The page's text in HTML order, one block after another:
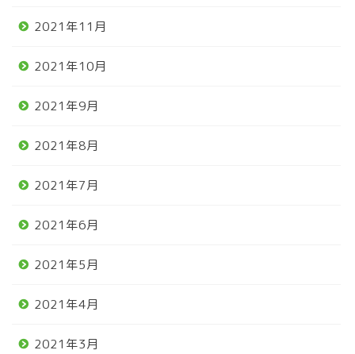
2021年11月
2021年10月
2021年9月
2021年8月
2021年7月
2021年6月
2021年5月
2021年4月
2021年3月